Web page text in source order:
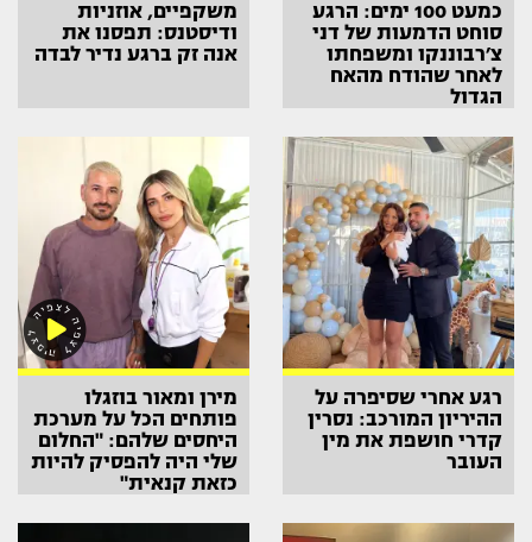
כמעט 100 ימים: הרגע
סוחט הדמעות של דני
צ׳רבוננקו ומשפחתו
לאחר שהודח מהאח
הגדול
משקפיים, אוזניות
ודיסטנס: תפסנו את
אנה זק ברגע נדיר לבדה
רגע אחרי שסיפרה על
ההיריון המורכב: נסרין
קדרי חושפת את מין
העובר
מירן ומאור בוזגלו
פותחים הכל על מערכת
היחסים שלהם: "החלום
שלי היה להפסיק להיות
כזאת קנאית"